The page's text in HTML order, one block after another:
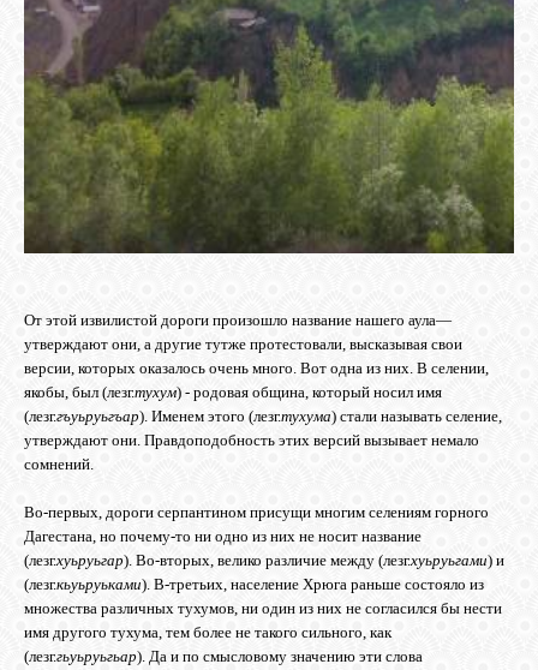
От этой извилистой дороги произошло название нашего аула—
утверждают они, а другие тутже протестовали, высказывая свои
версии, которых оказалось очень много. Вот одна из них. В селении,
якобы, был (лезг.тухум) - родовая община, который носил имя
(лезг.гъуьруьгъар). Именем этого (лезг.тухума) стали называть селение,
утверждают они. Правдоподобность этих версий вызывает немало
сомнений.
Во-первых, дороги серпантином присущи многим селениям горного
Дагестана, но почему-то ни одно из них не носит название
(лезг.хуьруьгар). Во-вторых, велико различие между (лезг.хуьруьгами) и
(лезг.кьуьруьками). В-третьих, население Хрюга раньше состояло из
множества различных тухумов, ни один из них не согласился бы нести
имя другого тухума, тем более не такого сильного, как
(лезг.гьуьруьгьар). Да и по смысловому значению эти слова